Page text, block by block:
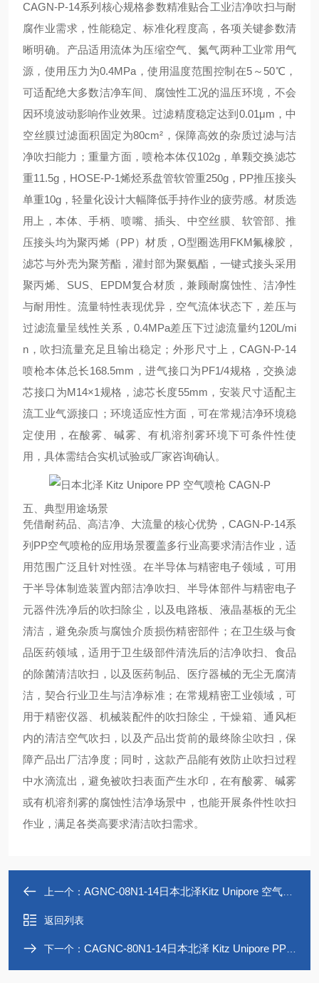
CAGN-P-14系列核心规格参数精准贴合工业洁净吹扫与耐
腐作业需求，性能稳定、标准化程度高，各项关键参数清
晰明确。产品适用流体为压缩空气、氮气两种工业常用气
源，使用压力为0.4MPa，使用温度范围控制在5～50℃，
可适配绝大多数洁净车间、腐蚀性工况的温压环境，不会
因环境波动影响作业效果。过滤精度稳定达到0.01μm，中
空丝膜过滤面积固定为80cm²，保障高效的杂质过滤与洁
净吹扫能力；重量方面，喷枪本体仅102g，单颗交换滤芯
重11.5g，HOSE-P-1烯烃系盘管软管重250g，PP推压接头
单重10g，轻量化设计大幅降低手持作业的疲劳感。材质选
用上，本体、手柄、喷嘴、插头、中空丝膜、软管部、推
压接头均为聚丙烯（PP）材质，O型圈选用FKM氟橡胶，
滤芯与外壳为聚芳酯，灌封部为聚氨酯，一键式接头采用
聚丙烯、SUS、EPDM复合材质，兼顾耐腐蚀性、洁净性
与耐用性。流量特性表现优异，空气流体状态下，差压与
过滤流量呈线性关系，0.4MPa差压下过滤流量约120L/mi
n，吹扫流量充足且输出稳定；外形尺寸上，CAGN-P-14
喷枪本体总长168.5mm，进气接口为PF1/4规格，交换滤
芯接口为M14×1规格，滤芯长度55mm，安装尺寸适配主
流工业气源接口；环境适应性方面，可在常规洁净环境稳
定使用，在酸雾、碱雾、有机溶剂雾环境下可条件性使
用，具体需结合实机试验或厂家咨询确认。
五、典型用途场景
凭借耐药品、高洁净、大流量的核心优势，CAGN-P-14系
列PP空气喷枪的应用场景覆盖多行业高要求清洁作业，适
用范围广泛且针对性强。在半导体与精密电子领域，可用
于半导体制造装置内部洁净吹扫、半导体部件与精密电子
元器件洗净后的吹扫除尘，以及电路板、液晶基板的无尘
清洁，避免杂质与腐蚀介质损伤精密部件；在卫生级与食
品医药领域，适用于卫生级部件清洗后的洁净吹扫、食品
的除菌清洁吹扫，以及医药制品、医疗器械的无尘无腐清
洁，契合行业卫生与洁净标准；在常规精密工业领域，可
用于精密仪器、机械装配件的吹扫除尘，干燥箱、通风柜
内的清洁空气吹扫，以及产品出货前的最终除尘吹扫，保
障产品出厂洁净度；同时，这款产品能有效防止吹扫过程
中水滴流出，避免被吹扫表面产生水印，在有酸雾、碱雾
或有机溶剂雾的腐蚀性洁净场景中，也能开展条件性吹扫
作业，满足各类高要求清洁吹扫需求。
上一个： AGNC-08N1-14日本北泽Kitz Unipore 空气喷枪AGN系列
返回列表
下一个： CAGNC-80N1-14日本北泽 Kitz Unipore PP 空气喷枪 CAGN-P